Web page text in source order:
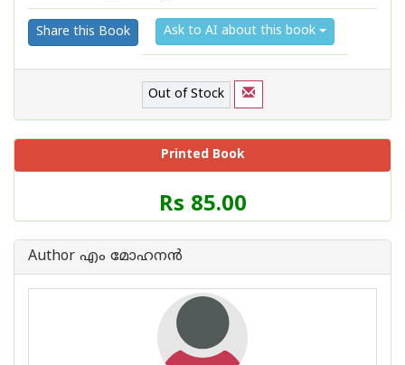
Share this Book Ask to AI about this book
Out of Stock
Printed Book
Price
of
Book
Rs 85.00
Author എം മോഹനന്‍